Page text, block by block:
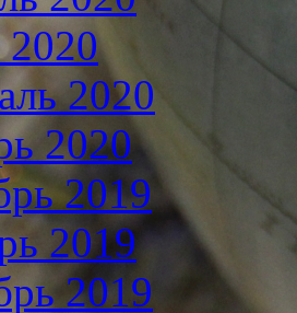
2020
2020
2019
2019
2019